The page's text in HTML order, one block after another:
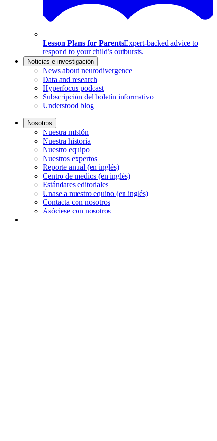
Lesson Plans for ParentsExpert-backed advice to
respond to your child’s outbursts.
Noticias e investigación
News about neurodivergence
Data and research
Hyperfocus podcast
Subscripción del boletín informativo
Understood blog
Nosotros
Nuestra misión
Nuestra historia
Nuestro equipo
Nuestros expertos
Reporte anual (en inglés)
Centro de medios (en inglés)
Estándares editoriales
Únase a nuestro equipo (en inglés)
Contacta con nosotros
Asóciese con nosotros